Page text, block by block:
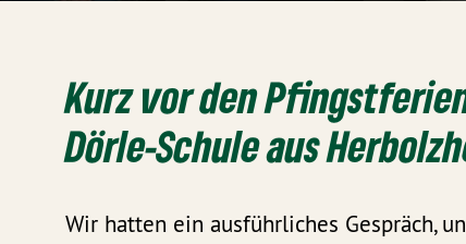
Kurz vor den
Dörle-Schule aus
Wir hatten ein ausführliches Gespräch,